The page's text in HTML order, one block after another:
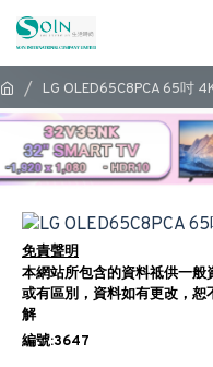
LG OLED65C8PCA 65吋
免責聲明
本網站所包含的資料祗供一
或有區別，資料如有更改，恕
解
編號:3647